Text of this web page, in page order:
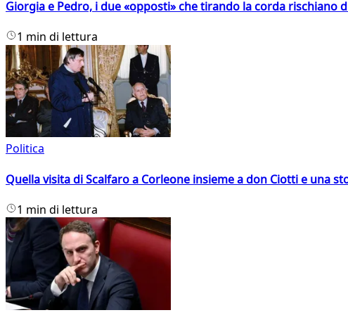
Giorgia e Pedro, i due «opposti» che tirando la corda rischiano
1 min di lettura
Politica
Quella visita di Scalfaro a Corleone insieme a don Ciotti e una
1 min di lettura